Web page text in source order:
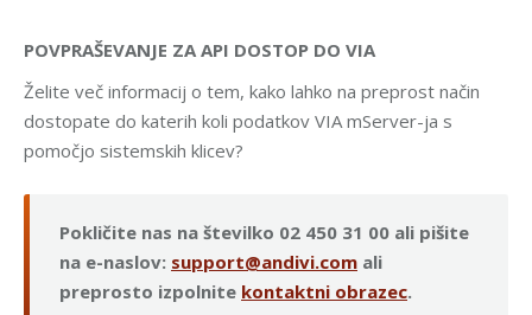
POVPRAŠEVANJE ZA API DOSTOP DO VIA
Želite več informacij o tem, kako lahko na preprost način
dostopate do katerih koli podatkov VIA mServer-ja s
pomočjo sistemskih klicev?
Pokličite nas na številko 02 450 31 00 ali pišite
na e-naslov: support@andivi.com ali
preprosto izpolnite kontaktni obrazec.